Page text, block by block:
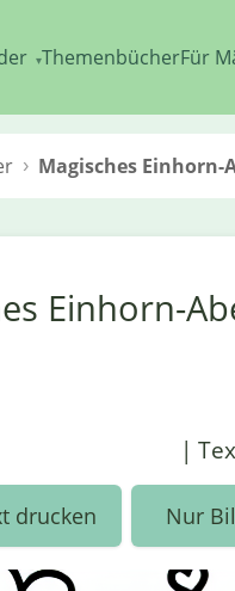
▾ThemenbücherFür
Magisches Einhorn-
Einhorn-
|
drucken Nur